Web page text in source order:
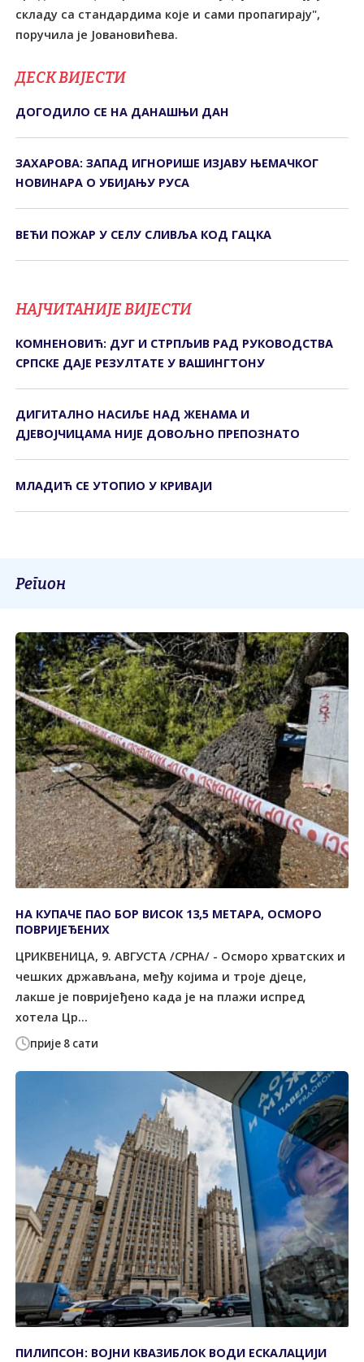
складу са стандардима које и сами пропагирају",
поручила је Јовановићева.
ДЕСК ВИЈЕСТИ
ДОГОДИЛО СЕ НА ДАНАШЊИ ДАН
ЗАХАРОВА: ЗАПАД ИГНОРИШЕ ИЗЈАВУ ЊЕМАЧКОГ
НОВИНАРА О УБИЈАЊУ РУСА
ВЕЋИ ПОЖАР У СЕЛУ СЛИВЉА КОД ГАЦКА
НАЈЧИТАНИЈЕ ВИЈЕСТИ
КОМНЕНОВИЋ: ДУГ И СТРПЉИВ РАД РУКОВОДСТВА
СРПСКЕ ДАЈЕ РЕЗУЛТАТЕ У ВАШИНГТОНУ
ДИГИTАЛНО НАСИЉЕ НАД ЖЕНАМА И
ДЈЕВОЈЧИЦАМА НИЈЕ ДОВОЉНО ПРЕПОЗНАTО
МЛАДИЋ СЕ УТОПИО У КРИВАЈИ
Регион
прије 8 сати
НА КУПАЧЕ ПАО БОР ВИСОК 13,5 МЕТАРА, ОСМОРО
ПОВРИЈЕЂЕНИХ
ЦРИКВЕНИЦА, 9. АВГУСТА /СРНА/ - Осморо хрватских и
чешких држављана, међу којима и троје дјеце,
лакше је повријеђено када је на плажи испред
хотела Цр...
ПИЛИПСОН: ВОЈНИ КВАЗИБЛОК ВОДИ ЕСКАЛАЦИЈИ